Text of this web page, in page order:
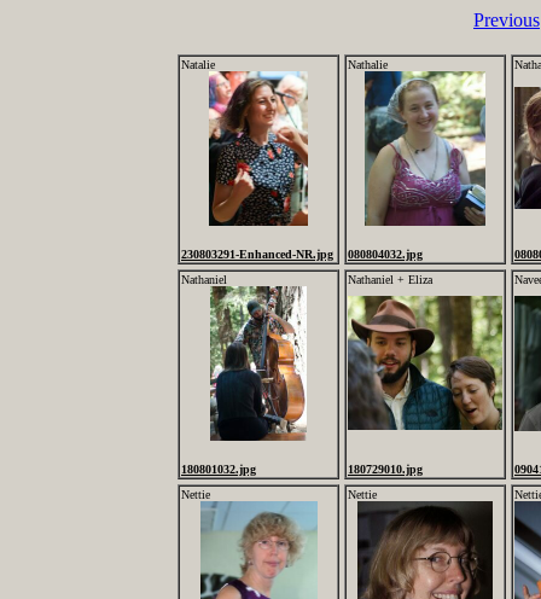
Previous
Natalie
230803291-Enhanced-NR.jpg
Nathalie
080804032.jpg
Nathaniel
180801032.jpg
Nathaniel + Eliza
180729010.jpg
Nettie
Nettie